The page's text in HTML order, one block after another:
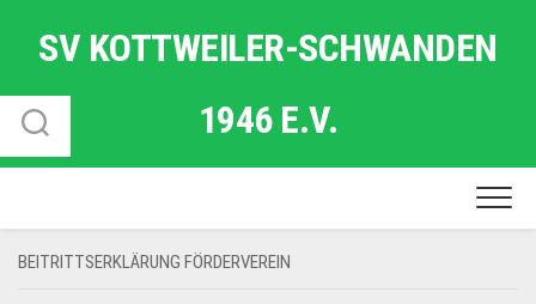
SV KOTTWEILER-SCHWANDEN
1946 E.V.
BEITRITTSERKLÄRUNG FÖRDERVEREIN